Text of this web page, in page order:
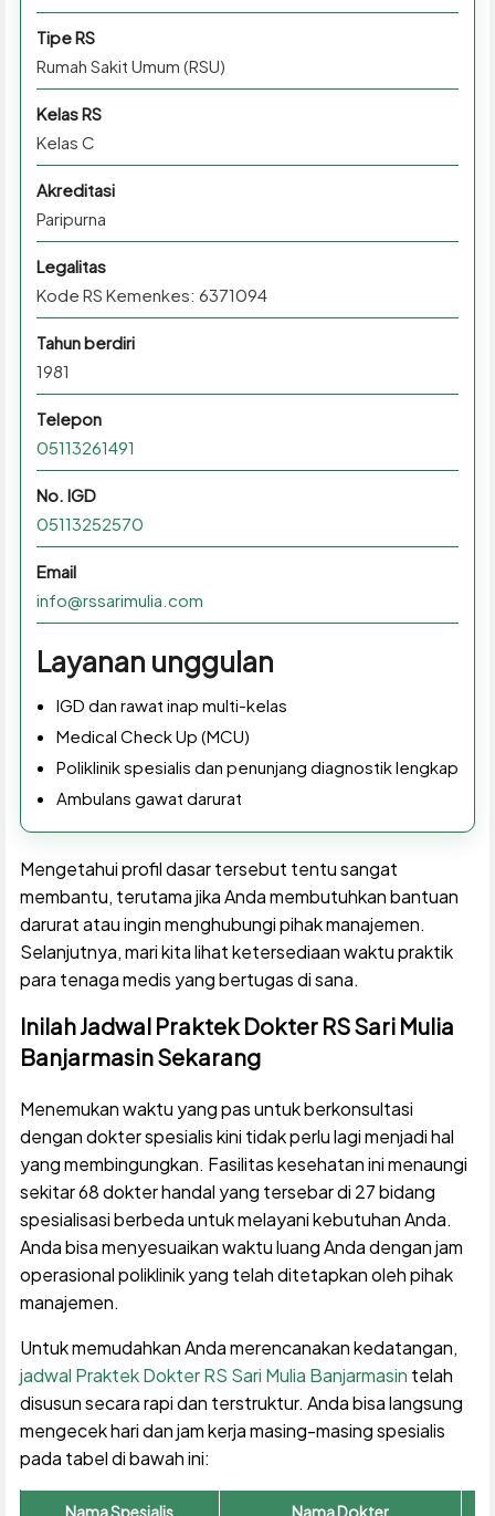
Tipe RS
Rumah Sakit Umum (RSU)
Kelas RS
Kelas C
Akreditasi
Paripurna
Legalitas
Kode RS Kemenkes: 6371094
Tahun berdiri
1981
Telepon
05113261491
No. IGD
05113252570
Email
info@rssarimulia.com
Layanan unggulan
IGD dan rawat inap multi-kelas
Medical Check Up (MCU)
Poliklinik spesialis dan penunjang diagnostik lengkap
Ambulans gawat darurat
Mengetahui profil dasar tersebut tentu sangat
membantu, terutama jika Anda membutuhkan bantuan
darurat atau ingin menghubungi pihak manajemen.
Selanjutnya, mari kita lihat ketersediaan waktu praktik
para tenaga medis yang bertugas di sana.
Inilah Jadwal Praktek Dokter RS Sari Mulia
Banjarmasin Sekarang
Menemukan waktu yang pas untuk berkonsultasi
dengan dokter spesialis kini tidak perlu lagi menjadi hal
yang membingungkan. Fasilitas kesehatan ini menaungi
sekitar 68 dokter handal yang tersebar di 27 bidang
spesialisasi berbeda untuk melayani kebutuhan Anda.
Anda bisa menyesuaikan waktu luang Anda dengan jam
operasional poliklinik yang telah ditetapkan oleh pihak
manajemen.
Untuk memudahkan Anda merencanakan kedatangan,
jadwal Praktek Dokter RS Sari Mulia Banjarmasin telah
disusun secara rapi dan terstruktur. Anda bisa langsung
mengecek hari dan jam kerja masing-masing spesialis
pada tabel di bawah ini:
Nama Spesialis Nama Dokter